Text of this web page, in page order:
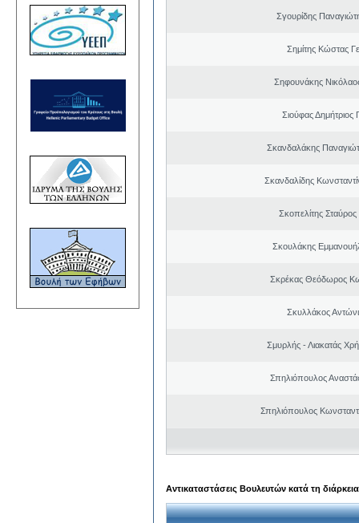
Σγουρίδης
Σημίτης Κώστας
Σηφουνάκης
Σιούφας Δημήτριος
Σκανδαλάκης
Σκανδαλίδης
Σκοπελίτης
Σκουλάκης
Σκρέκας Θεόδωρος
Σκυλλάκος
Σμυρλής - Λιακατάς
Σπηλιόπουλος
Σπηλιόπουλος
Αντικαταστάσεις Βουλευτών κατά τη